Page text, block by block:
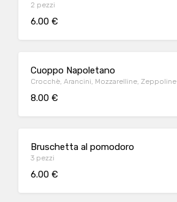
2 pezzi
6.00 €
Cuoppo Napoletano
Crocchè, Arancini, Mozzarelline, Zeppoline
8.00 €
Bruschetta al pomodoro
3 pezzi
6.00 €